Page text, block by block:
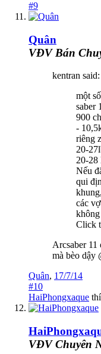
#9
Quân
VĐV Bán
kentran said:
một
saber
900
-
riêng
20-
20-28
Nếu
qui
các
Click
Arcsaber 11
mà bèo dậy
Quân, 17/7/14
#10
HaiPhongxaque
VĐV Chuyên